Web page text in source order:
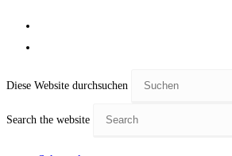
Diese Website durchsuchen
Search the website